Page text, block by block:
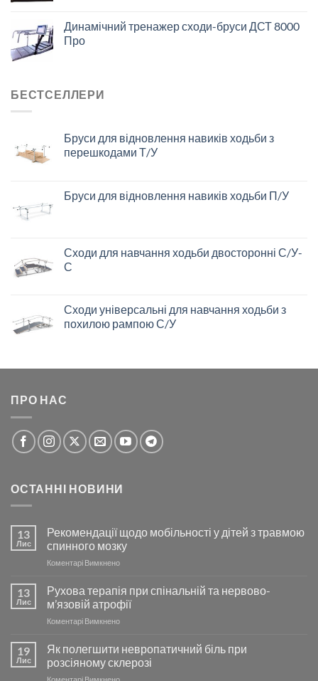
Динамічний тренажер сходи-бруси ДСТ 8000
Про
БЕСТСЕЛЛЕРИ
Бруси для відновлення навиків ходьби з
перешкодами Т/У
Бруси для відновлення навиків ходьби П/У
Сходи для навчання ходьби двосторонні С/У-
С
Сходи універсальні для навчання ходьби з
похилою рампою С/У
ПРО НАС
ОСТАННІ НОВИНИ
13
Лис
Рекомендації щодо мобільності у дітей з травмою
спинного мозку
Коментарі Вимкненодо
щодо
мобільності
у
дітей
травмою
спинного
мозку
13
Лис
Рухова терапія при спінальній та нервово-
м’язовій атрофії
Коментарі Вимкненодо
спінальній
19
Лис
Як полегшити невропатичний біль при
розсіяному склерозі
до